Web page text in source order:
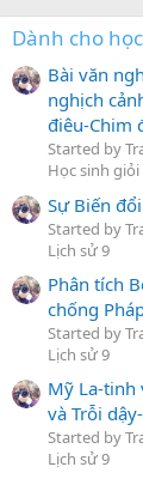
Dành cho
Bài văn
nghịch
điêu-Chim
Started by
Học sinh giỏi
Sự Biến
Started by
Lịch sử 9
Phân tích
chống
Started by
Lịch sử 9
Mỹ La-tinh
và Trỗi
Started by
Lịch sử 9